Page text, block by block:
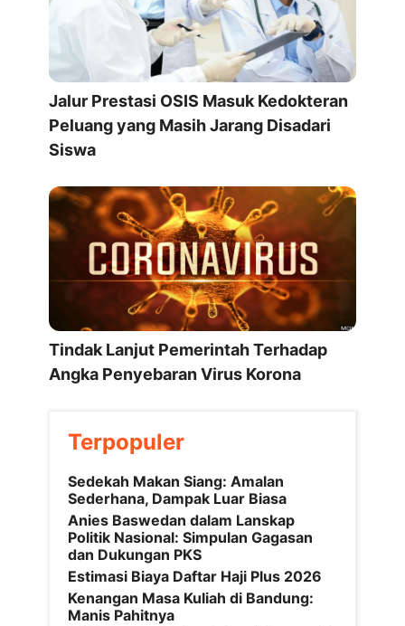
Jalur Prestasi OSIS Masuk Kedokteran
Peluang yang Masih Jarang Disadari
Siswa
Tindak Lanjut Pemerintah Terhadap
Angka Penyebaran Virus Korona
Terpopuler
Sedekah Makan Siang: Amalan
Sederhana, Dampak Luar Biasa
Anies Baswedan dalam Lanskap
Politik Nasional: Simpulan Gagasan
dan Dukungan PKS
Estimasi Biaya Daftar Haji Plus 2026
Kenangan Masa Kuliah di Bandung:
Manis Pahitnya